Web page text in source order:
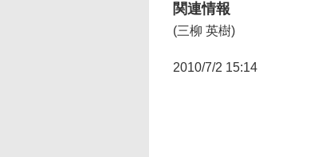
関連情報
(三柳 英樹)
2010/7/2 15:14